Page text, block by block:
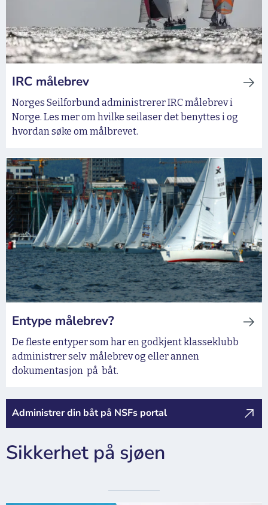
IRC målebrev
Norges Seilforbund administrerer IRC målebrev i
Norge. Les mer om hvilke seilaser det benyttes i og
hvordan søke om målbrevet.
Entype målebrev?
De fleste entyper som har en godkjent klasseklubb
administrer selv målebrev og eller annen
dokumentasjon på båt.
Administrer din båt på NSFs portal
Sikkerhet på sjøen